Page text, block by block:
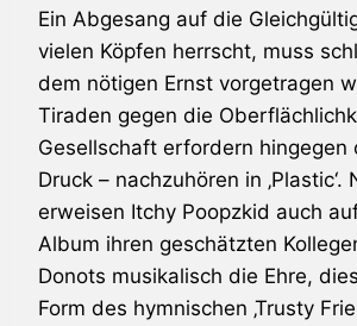
Ein Abgesang auf die
vielen Köpfen herrscht, muss
dem nötigen Ernst vorgetragen
Tiraden gegen die
Gesellschaft erfordern hingegen
Druck – nachzuhören in ‚Plastic‘.
erweisen Itchy Poopzkid auch
Album ihren geschätzten
Donots musikalisch die Ehre,
Form des hymnischen ‚Trusty